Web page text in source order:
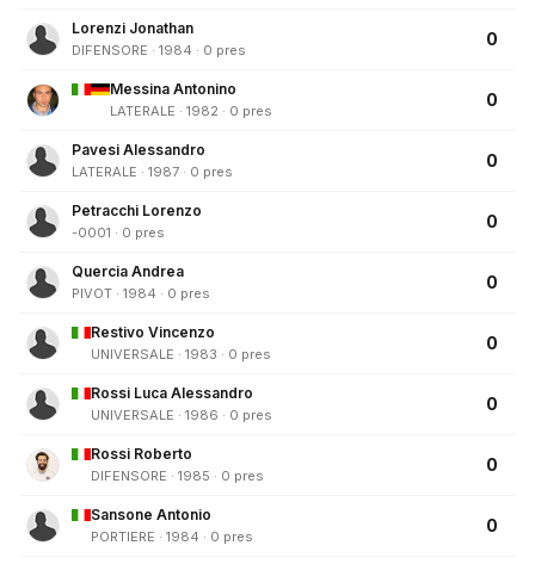
Lorenzi Jonathan
DIFENSORE · 1984 · 0 pres
0
Messina Antonino
LATERALE · 1982 · 0 pres
0
Pavesi Alessandro
LATERALE · 1987 · 0 pres
0
Petracchi Lorenzo
-0001 · 0 pres
0
Quercia Andrea
PIVOT · 1984 · 0 pres
0
Restivo Vincenzo
UNIVERSALE · 1983 · 0 pres
0
Rossi Luca Alessandro
UNIVERSALE · 1986 · 0 pres
0
Rossi Roberto
DIFENSORE · 1985 · 0 pres
0
Sansone Antonio
PORTIERE · 1984 · 0 pres
0